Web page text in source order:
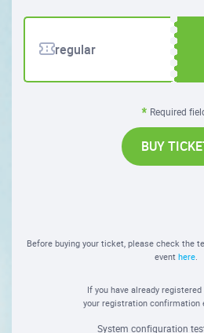
regular
Required
BUY
Before buying your ticket, please check the
event here.
If you have already
your registration confirmation
System configuration